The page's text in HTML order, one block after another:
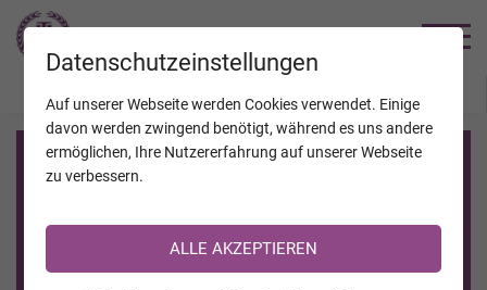
Registrierung auf TrauerHilfe.it
Sie sind noch nicht auf TrauerHilfe.it registriert?
>> zur kostenlosen Registrierung <<
Datenschutzeinstellungen
Auf unserer Webseite werden Cookies verwendet. Einige
davon werden zwingend benötigt, während es uns andere
ermöglichen, Ihre Nutzererfahrung auf unserer Webseite
zu verbessern.
ALLE AKZEPTIEREN
JAHRESTAGE KALENDER VERSTORBENE